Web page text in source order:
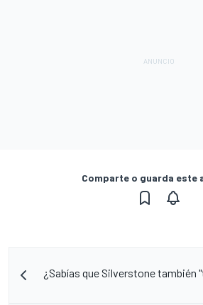
Comparte o guarda este
¿Sabías que Silverstone también